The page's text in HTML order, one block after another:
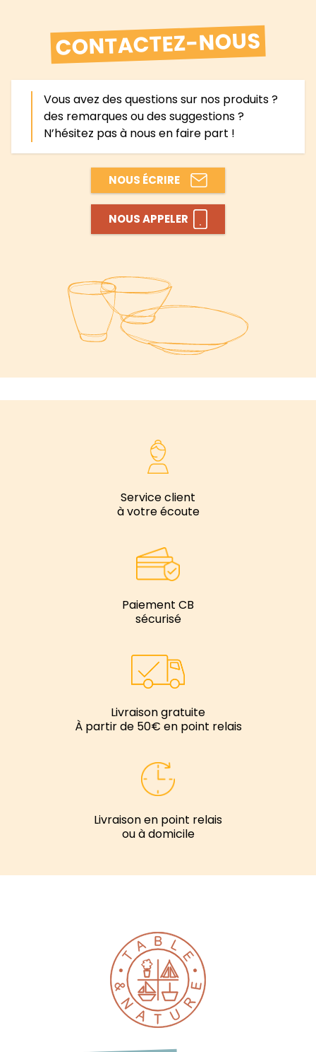
CONTACTEZ-NOUS
Vous avez des questions sur nos produits ?
des remarques ou des suggestions ?
N’hésitez pas à nous en faire part !
NOUS ÉCRIRE
NOUS APPELER
Service client
à votre écoute
Paiement CB
sécurisé
Livraison gratuite
À partir de 50€ en point relais
Livraison en point relais
ou à domicile